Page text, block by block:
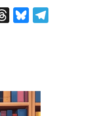
Threads
Bluesky